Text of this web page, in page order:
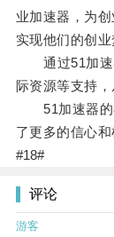
业加速器，为
实现他们的创业
通过51加速
际资源等支持
51加速器的
了更多的信心
#18#
评论
游客